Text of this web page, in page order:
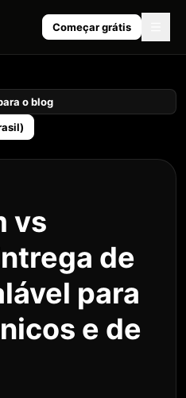
Começar grátis
o blog
vs
de
para
e de